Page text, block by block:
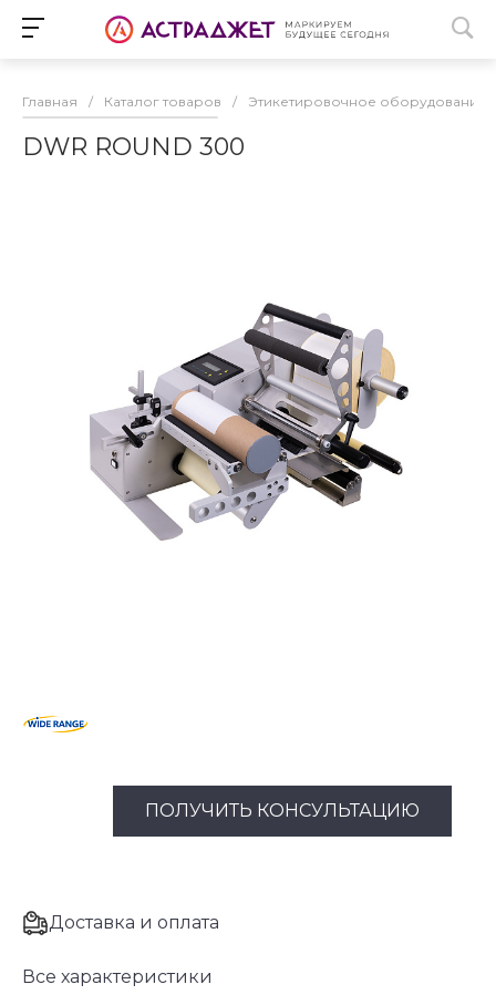
Главная / Каталог товаров / Этикетировочное оборудование
DWR ROUND 300
ПОЛУЧИТЬ КОНСУЛЬТАЦИЮ
Доставка и оплата
Все характеристики